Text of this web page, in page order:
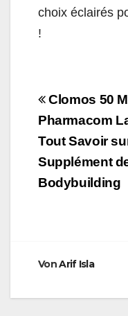
choix éclairés
!
Clomos 50
Pharmacom
Tout Savoir
Supplément
Bodybuilding
VonArif Isla